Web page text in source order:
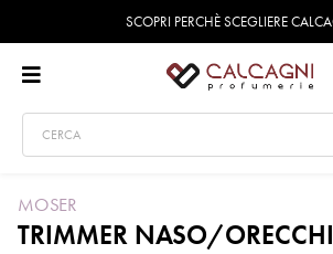
SCOPRI PERCHÈ SCEGLIERE
MOSER
TRIMMER NASO/